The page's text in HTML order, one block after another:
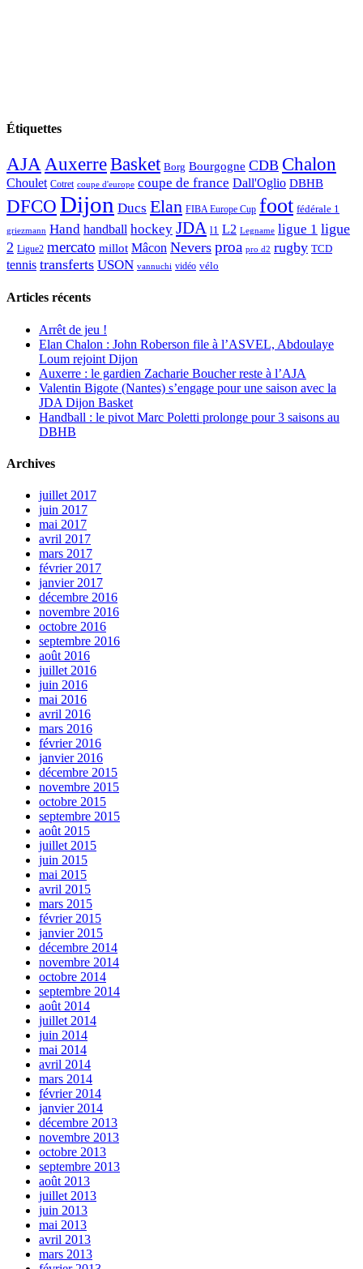
Étiquettes
AJA AuxerreBasket Borg Bourgogne CDB Chalon
Choulet Cotret coupe d'europe coupe de france Dall'Oglio DBHB
DFCODijon Ducs Elan FIBA Europe Cup foot fédérale 1
griezmann Hand handball hockey JDA l1 L2 Legname ligue 1 ligue
2 Ligue2 mercato millot Mâcon Nevers proa pro d2 rugby TCD
tennis transferts USON vannuchi vidéo vélo
Articles récents
Arrêt de jeu !
Elan Chalon : John Roberson file à l’ASVEL, Abdoulaye
Loum rejoint Dijon
Auxerre : le gardien Zacharie Boucher reste à l’AJA
Valentin Bigote (Nantes) s’engage pour une saison avec la
JDA Dijon Basket
Handball : le pivot Marc Poletti prolonge pour 3 saisons au
DBHB
Archives
juillet 2017
juin 2017
mai 2017
avril 2017
mars 2017
février 2017
janvier 2017
décembre 2016
novembre 2016
octobre 2016
septembre 2016
août 2016
juillet 2016
juin 2016
mai 2016
avril 2016
mars 2016
février 2016
janvier 2016
décembre 2015
novembre 2015
octobre 2015
septembre 2015
août 2015
juillet 2015
juin 2015
mai 2015
avril 2015
mars 2015
février 2015
janvier 2015
décembre 2014
novembre 2014
octobre 2014
septembre 2014
août 2014
juillet 2014
juin 2014
mai 2014
avril 2014
mars 2014
février 2014
janvier 2014
décembre 2013
novembre 2013
octobre 2013
septembre 2013
août 2013
juillet 2013
juin 2013
mai 2013
avril 2013
mars 2013